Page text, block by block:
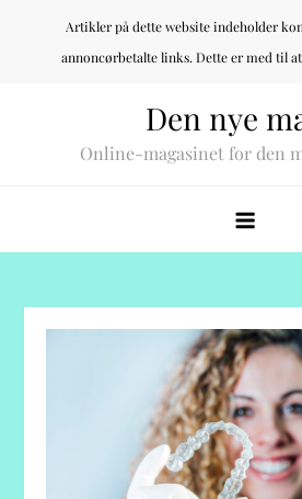
Artikler på dette website indeholder
annoncørbetalte links. Dette er med til
Den nye
Online-magasinet for den